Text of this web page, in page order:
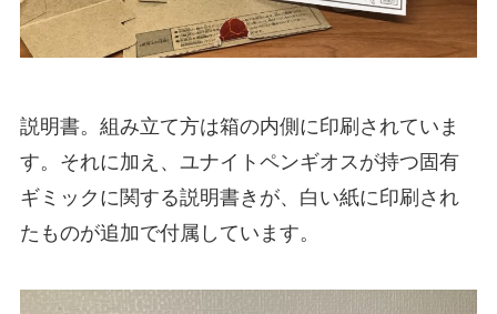
説明書。組み立て方は箱の内側に印刷されていま
す。それに加え、ユナイトペンギオスが持つ固有
ギミックに関する説明書きが、白い紙に印刷され
たものが追加で付属しています。